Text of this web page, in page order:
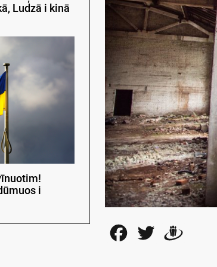
Ludzā i kinā
i
FacebookTwitter